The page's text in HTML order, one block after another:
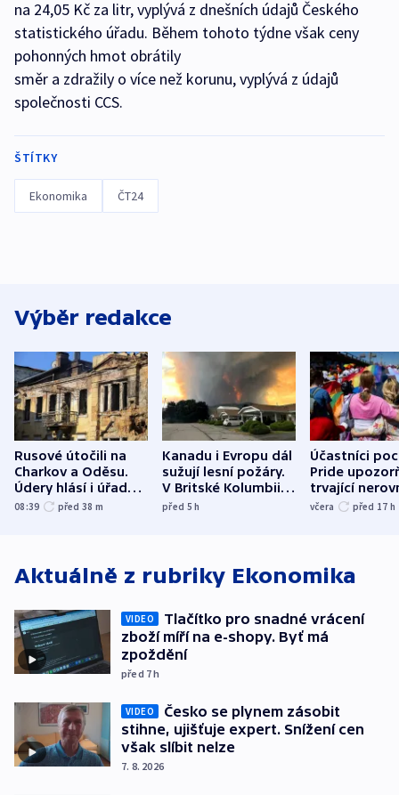
na 24,05 Kč za litr, vyplývá z dnešních údajů Českého
statistického úřadu. Během tohoto týdne však ceny
pohonných hmot obrátily
směr a zdražily o více než korunu, vyplývá z údajů
společnosti CCS.
ŠTÍTKY
Ekonomika ČT24
Výběr redakce
Rusové útočili na
Charkov a Oděsu.
Údery hlásí i úřady v
Bělgorodu
08:39 před 38 m
Kanadu i Evropu dál
sužují lesní požáry.
V Britské Kolumbii
evakuovali tisíce lidí
před 5h
Účastníci
Pride
trvající
včera před 17 h
Aktuálně z rubriky Ekonomika
VIDEO
Tlačítko pro snadné vrácení
zboží míří na e-shopy. Byť má
zpoždění
před 7h
VIDEO
Česko se plynem zásobit
stihne, ujišťuje expert. Snížení cen
však slíbit nelze
7. 8. 2026